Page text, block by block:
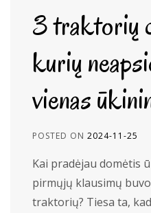
3 traktorių
kurių
vienas
POSTED ON 2024-11-25
Kai pradėjau domėtis
pirmųjų klausimų
traktorių? Tiesa ta,